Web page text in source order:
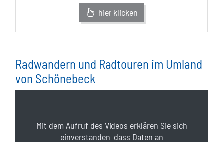
hier klicken
Radwandern und Radtouren im Umland
von Schönebeck
Mit dem Aufruf des Videos erklären Sie sich
einverstanden, dass Daten an